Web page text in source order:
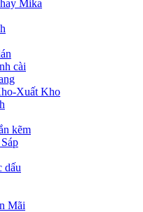
Mika
cài
Xuất Kho
kẽm
dấu
Mãi